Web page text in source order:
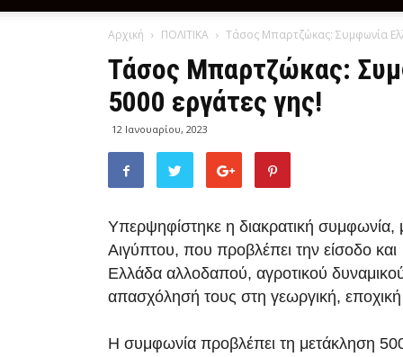
Αρχική ΠΟΛΙΤΙΚΑ Τάσος Μπαρτζώκας: Συμφωνία
Τάσος Μπαρτζώκας:
5000 εργάτες γης!
12 Ιανουαρίου, 2023
Υπερψηφίστηκε η διακρατική συμφωνία,
Αιγύπτου, που προβλέπει την είσοδο
Ελλάδα αλλοδαπού, αγροτικού
απασχόλησή τους στη γεωργική,
Η συμφωνία προβλέπει τη μετάκληση